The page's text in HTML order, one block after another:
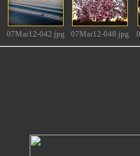
07Mar12-042.jpg 07Mar12-048.jpg